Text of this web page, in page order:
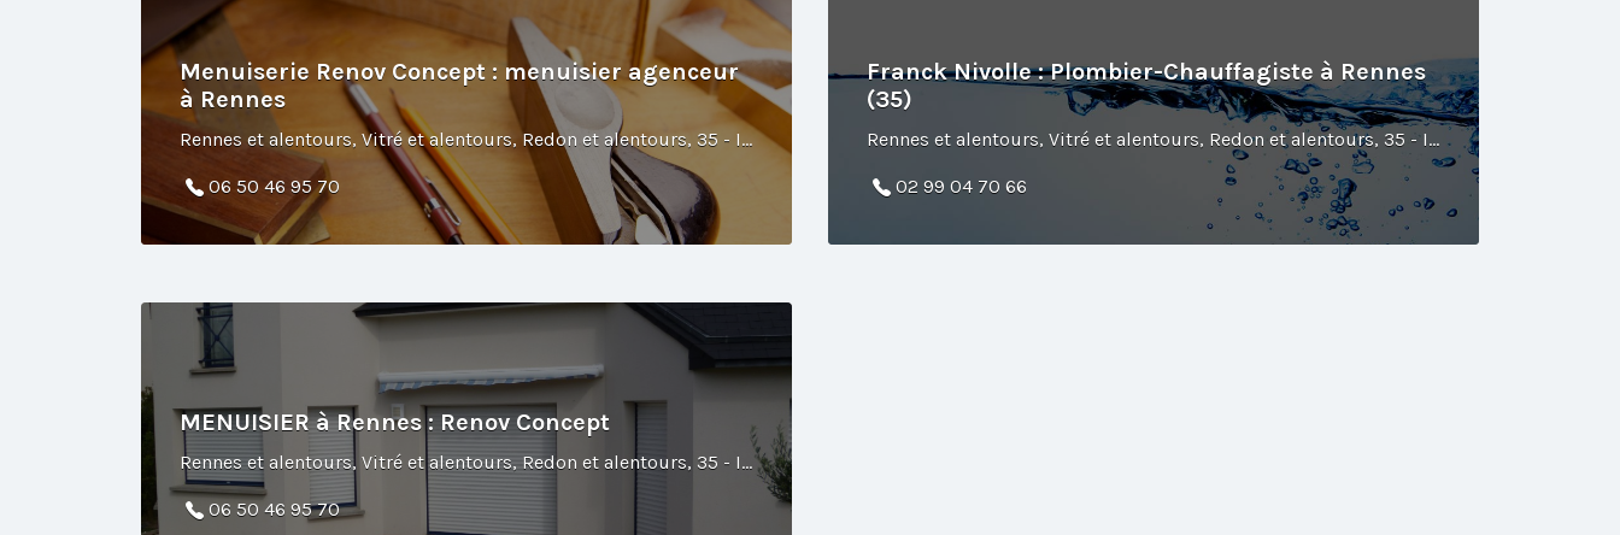
Menuiserie Renov Concept : menuisier agenceur
à Rennes
Rennes et alentours, Vitré et alentours, Redon et alentours, 35 - Ille-et-Vilaine
06 50 46 95 70
Franck Nivolle : Plombier-Chauffagiste à Rennes
(35)
Rennes et alentours, Vitré et alentours, Redon et alentours, 35 - Ille-et-Vilaine
02 99 04 70 66
MENUISIER à Rennes : Renov Concept
Rennes et alentours, Vitré et alentours, Redon et alentours, 35 - Ille-et-Vilaine
06 50 46 95 70